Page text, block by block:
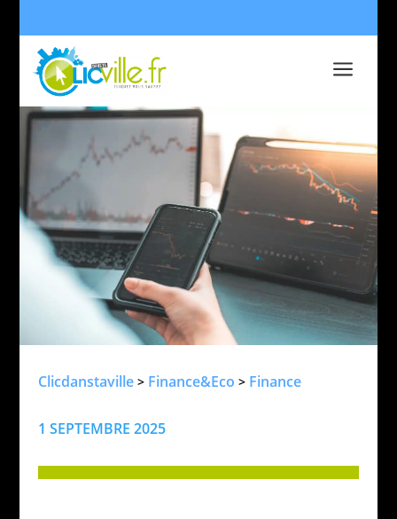
a
Clicdanstaville> Finance&Eco > Finance
1 SEPTEMBRE 2025